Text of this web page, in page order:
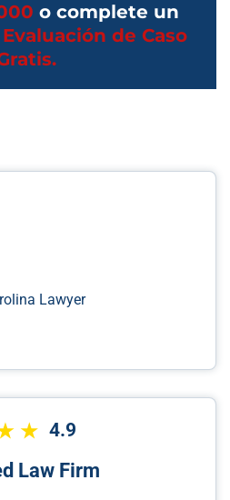
o complete un
Evaluación de Caso
Lawyer
4.9
Law Firm